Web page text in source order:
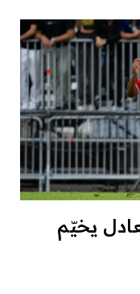
يخيّم